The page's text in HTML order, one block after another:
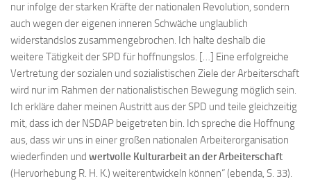
nur infolge der starken Kräfte der nationalen Revolution, sondern
auch wegen der eigenen inneren Schwäche unglaublich
widerstandslos zusammengebrochen. Ich halte deshalb die
weitere Tätigkeit der SPD für hoffnungslos. […] Eine erfolgreiche
Vertretung der sozialen und sozialistischen Ziele der Arbeiterschaft
wird nur im Rahmen der nationalistischen Bewegung möglich sein.
Ich erkläre daher meinen Austritt aus der SPD und teile gleichzeitig
mit, dass ich der NSDAP beigetreten bin. Ich spreche die Hoffnung
aus, dass wir uns in einer großen nationalen Arbeiterorganisation
wiederfinden und wertvolle Kulturarbeit an der Arbeiterschaft
(Hervorhebung R. H. K.) weiterentwickeln können“ (ebenda, S. 33).